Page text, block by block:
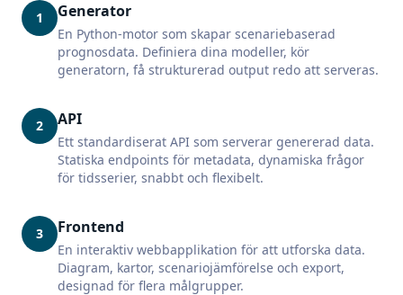
1 Generator
En Python-motor som skapar scenariebaserad
prognosdata. Definiera dina modeller, kör
generatorn, få strukturerad output redo att serveras.
2 API
Ett standardiserat API som serverar genererad data.
Statiska endpoints för metadata, dynamiska frågor
för tidsserier, snabbt och flexibelt.
3 Frontend
En interaktiv webbapplikation för att utforska data.
Diagram, kartor, scenariojämförelse och export,
designad för flera målgrupper.